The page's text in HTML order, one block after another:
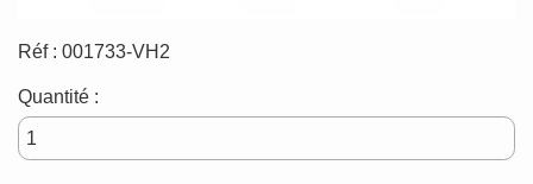
Réf : 001733-VH2
Quantité :